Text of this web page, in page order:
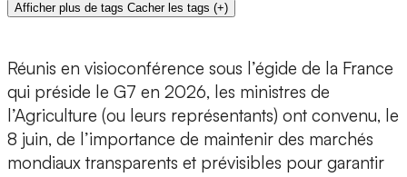
Afficher plus de tags Cacher les tags (+)
Réunis en visioconférence sous l’égide de la France
qui préside le G7 en 2026, les ministres de
l’Agriculture (ou leurs représentants) ont convenu, le
8 juin, de l’importance de maintenir des marchés
mondiaux transparents et prévisibles pour garantir